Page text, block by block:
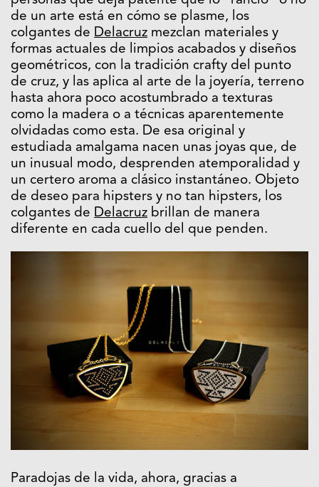
de un arte está en cómo se plasme, los
colgantes de Delacruz mezclan materiales y
formas actuales de limpios acabados y diseños
geométricos, con la tradición crafty del punto
de cruz, y las aplica al arte de la joyería, terreno
hasta ahora poco acostumbrado a texturas
como la madera o a técnicas aparentemente
olvidadas como esta. De esa original y
estudiada amalgama nacen unas joyas que, de
un inusual modo, desprenden atemporalidad y
un certero aroma a clásico instantáneo. Objeto
de deseo para hipsters y no tan hipsters, los
colgantes de Delacruz brillan de manera
diferente en cada cuello del que penden.
Paradojas de la vida, ahora, gracias a